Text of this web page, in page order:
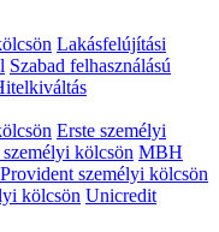
Lakásfelújítási
Szabad felhasználású
Erste személyi
kölcsön MBH
Provident személyi kölcsön
kölcsön Unicredit